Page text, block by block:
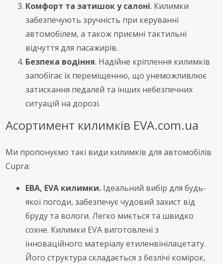
Комфорт та затишок у салоні. Килимки
забезпечують зручність при керуванні
автомобілем, а також приємні тактильні
відчуття для пасажирів.
Безпека водіння. Надійне кріплення килимків
запобігає їх переміщенню, що унеможливлює
затискання педалей та інших небезпечних
ситуацій на дорозі.
Асортимент килимків EVA.com.ua
Ми пропонуємо такі види килимків для автомобілів
Cupra:
ЕВА, EVA килимки. Ідеальний вибір для будь-
якої погоди, забезпечує чудовий захист від
бруду та вологи. Легко миється та швидко
сохне. Килимки EVA виготовлені з
інноваційного матеріалу етиленвінілацетату.
Його структура складається з безлічі комірок,